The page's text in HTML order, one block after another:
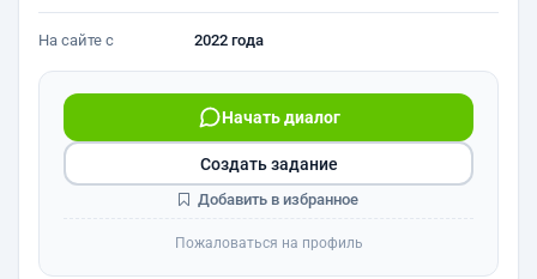
На сайте с 2022 года
Начать диалог
Создать задание
Добавить в избранное
Пожаловаться на профиль